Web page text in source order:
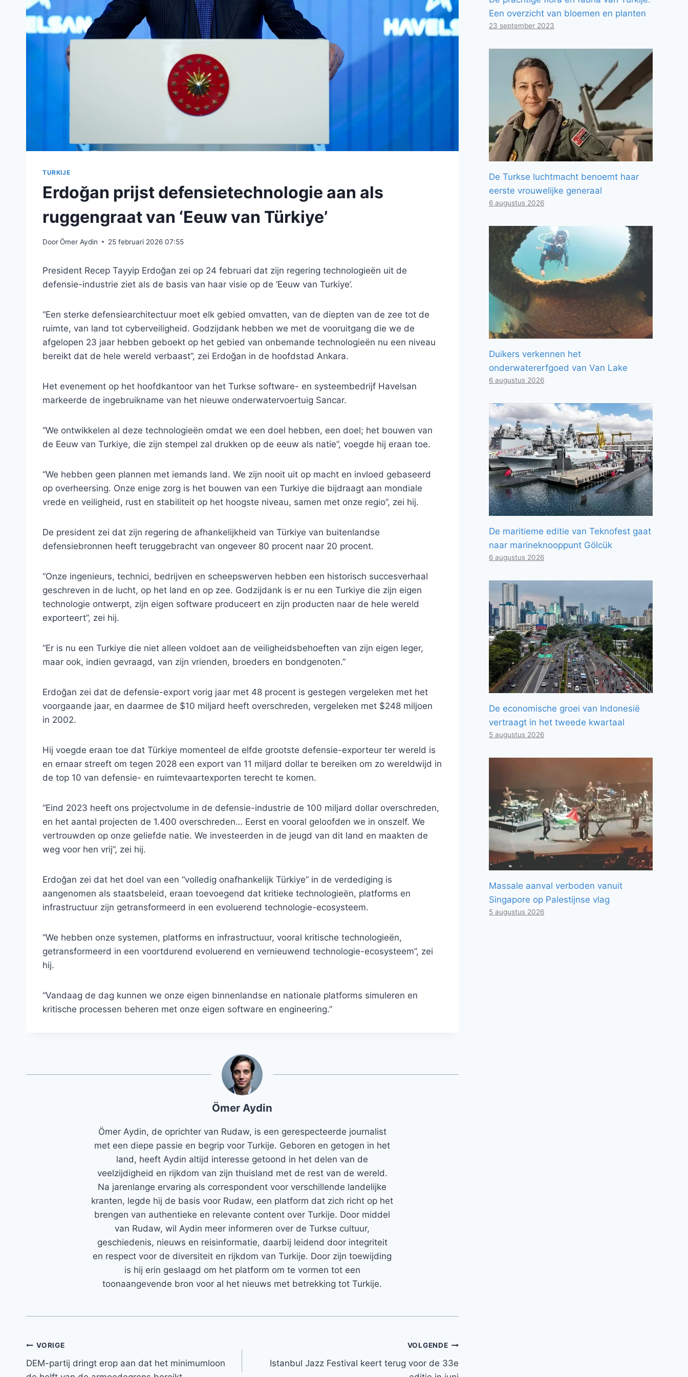
TURKIJE
Erdoğan prijst defensietechnologie aan als
ruggengraat van ‘Eeuw van Türkiye’
DoorÖmer Aydin 25 februari 2026 07:55
President Recep Tayyip Erdoğan zei op 24 februari dat zijn regering technologieën uit de
defensie-industrie ziet als de basis van haar visie op de ‘Eeuw van Turkiye’.
“Een sterke defensiearchitectuur moet elk gebied omvatten, van de diepten van de zee tot de
ruimte, van land tot cyberveiligheid. Godzijdank hebben we met de vooruitgang die we de
afgelopen 23 jaar hebben geboekt op het gebied van onbemande technologieën nu een niveau
bereikt dat de hele wereld verbaast”, zei Erdoğan in de hoofdstad Ankara.
Het evenement op het hoofdkantoor van het Turkse software- en systeembedrijf Havelsan
markeerde de ingebruikname van het nieuwe onderwatervoertuig Sancar.
“We ontwikkelen al deze technologieën omdat we een doel hebben, een doel; het bouwen van
de Eeuw van Turkiye, die zijn stempel zal drukken op de eeuw als natie”, voegde hij eraan toe.
“We hebben geen plannen met iemands land. We zijn nooit uit op macht en invloed gebaseerd
op overheersing. Onze enige zorg is het bouwen van een Turkiye die bijdraagt ​​aan mondiale
vrede en veiligheid, rust en stabiliteit op het hoogste niveau, samen met onze regio”, zei hij.
De president zei dat zijn regering de afhankelijkheid van Türkiye van buitenlandse
defensiebronnen heeft teruggebracht van ongeveer 80 procent naar 20 procent.
“Onze ingenieurs, technici, bedrijven en scheepswerven hebben een historisch succesverhaal
geschreven in de lucht, op het land en op zee. Godzijdank is er nu een Turkiye die zijn eigen
technologie ontwerpt, zijn eigen software produceert en zijn producten naar de hele wereld
exporteert”, zei hij.
“Er is nu een Turkiye die niet alleen voldoet aan de veiligheidsbehoeften van zijn eigen leger,
maar ook, indien gevraagd, van zijn vrienden, broeders en bondgenoten.”
Erdoğan zei dat de defensie-export vorig jaar met 48 procent is gestegen vergeleken met het
voorgaande jaar, en daarmee de $10 miljard heeft overschreden, vergeleken met $248 miljoen
in 2002.
Hij voegde eraan toe dat Türkiye momenteel de elfde grootste defensie-exporteur ter wereld is
en ernaar streeft om tegen 2028 een export van 11 miljard dollar te bereiken om zo wereldwijd in
de top 10 van defensie- en ruimtevaartexporten terecht te komen.
“Eind 2023 heeft ons projectvolume in de defensie-industrie de 100 miljard dollar overschreden,
en het aantal projecten de 1.400 overschreden… Eerst en vooral geloofden we in onszelf. We
vertrouwden op onze geliefde natie. We investeerden in de jeugd van dit land en maakten de
weg voor hen vrij”, zei hij.
Erdoğan zei dat het doel van een “volledig onafhankelijk Türkiye” in de verdediging is
aangenomen als staatsbeleid, eraan toevoegend dat kritieke technologieën, platforms en
infrastructuur zijn getransformeerd in een evoluerend technologie-ecosysteem.
“We hebben onze systemen, platforms en infrastructuur, vooral kritische technologieën,
getransformeerd in een voortdurend evoluerend en vernieuwend technologie-ecosysteem”, zei
hij.
“Vandaag de dag kunnen we onze eigen binnenlandse en nationale platforms simuleren en
kritische processen beheren met onze eigen software en engineering.”
Ömer Aydin
Ömer Aydin, de oprichter van Rudaw, is een gerespecteerde journalist
met een diepe passie en begrip voor Turkije. Geboren en getogen in het
land, heeft Aydin altijd interesse getoond in het delen van de
veelzijdigheid en rijkdom van zijn thuisland met de rest van de wereld.
Na jarenlange ervaring als correspondent voor verschillende landelijke
kranten, legde hij de basis voor Rudaw, een platform dat zich richt op het
brengen van authentieke en relevante content over Turkije. Door middel
van Rudaw, wil Aydin meer informeren over de Turkse cultuur,
geschiedenis, nieuws en reisinformatie, daarbij leidend door integriteit
en respect voor de diversiteit en rijkdom van Turkije. Door zijn toewijding
is hij erin geslaagd om het platform om te vormen tot een
toonaangevende bron voor al het nieuws met betrekking tot Turkije.
Bericht
navigatie
VORIGE
DEM-partij dringt erop aan dat het minimumloon
VOLGENDE
Istanbul Jazz Festival keert terug voor de 33e
Een overzicht van bloemen en planten
23 september 2023
De Turkse luchtmacht benoemt haar
eerste vrouwelijke generaal
6 augustus 2026
Duikers verkennen het
onderwatererfgoed van Van Lake
6 augustus 2026
De maritieme editie van Teknofest gaat
naar marineknooppunt Gölcük
6 augustus 2026
De economische groei van Indonesië
vertraagt ​​in het tweede kwartaal
5 augustus 2026
Massale aanval verboden vanuit
Singapore op Palestijnse vlag
5 augustus 2026